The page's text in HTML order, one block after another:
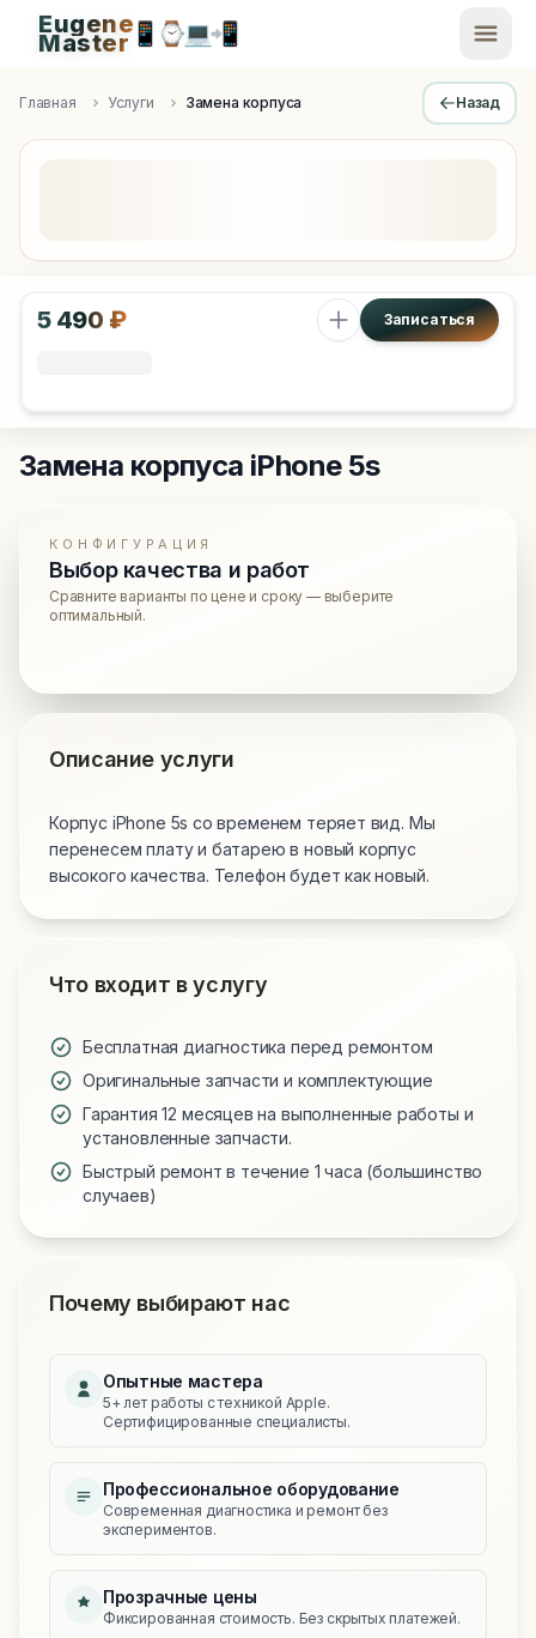
Apple Diagnostics & Engineering Authority in Saint
Eugene
Master📱 ⌚💻📲
Главная Услуги Замена корпуса Назад
5 490 ₽ Записаться
Замена корпуса iPhone 5s
КОНФИГУРАЦИЯ
Выбор качества и работ
Сравните варианты по цене и сроку — выберите
оптимальный.
Описание услуги
Корпус iPhone 5s со временем теряет вид. Мы
перенесем плату и батарею в новый корпус
высокого качества. Телефон будет как новый.
Что входит в услугу
Бесплатная диагностика перед ремонтом
Оригинальные запчасти и комплектующие
Гарантия 12 месяцев на выполненные работы и
установленные запчасти.
Быстрый ремонт в течение 1 часа (большинство
случаев)
Почему выбирают нас
Опытные мастера
5+ лет работы с техникой Apple.
Сертифицированные специалисты.
Профессиональное оборудование
Современная диагностика и ремонт без
экспериментов.
Прозрачные цены
Фиксированная стоимость. Без скрытых платежей.